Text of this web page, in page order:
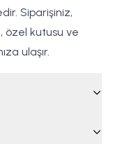
Siparişiniz,
özel kutusu ve
ulaşır.